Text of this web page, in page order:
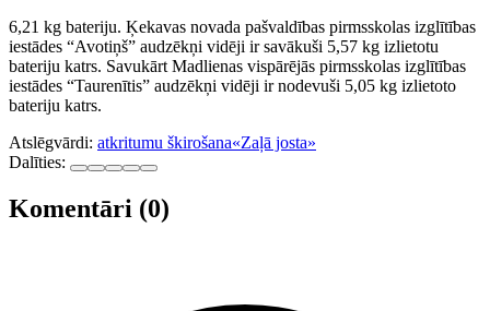
6,21 kg bateriju. Ķekavas novada pašvaldības pirmsskolas izglītības
iestādes “Avotiņš” audzēkņi vidēji ir savākuši 5,57 kg izlietotu
bateriju katrs. Savukārt Madlienas vispārējās pirmsskolas izglītības
iestādes “Taurenītis” audzēkņi vidēji ir nodevuši 5,05 kg izlietoto
bateriju katrs.
Atslēgvārdi: atkritumu škirošana«Zaļā josta»
Dalīties:
Komentāri (0)